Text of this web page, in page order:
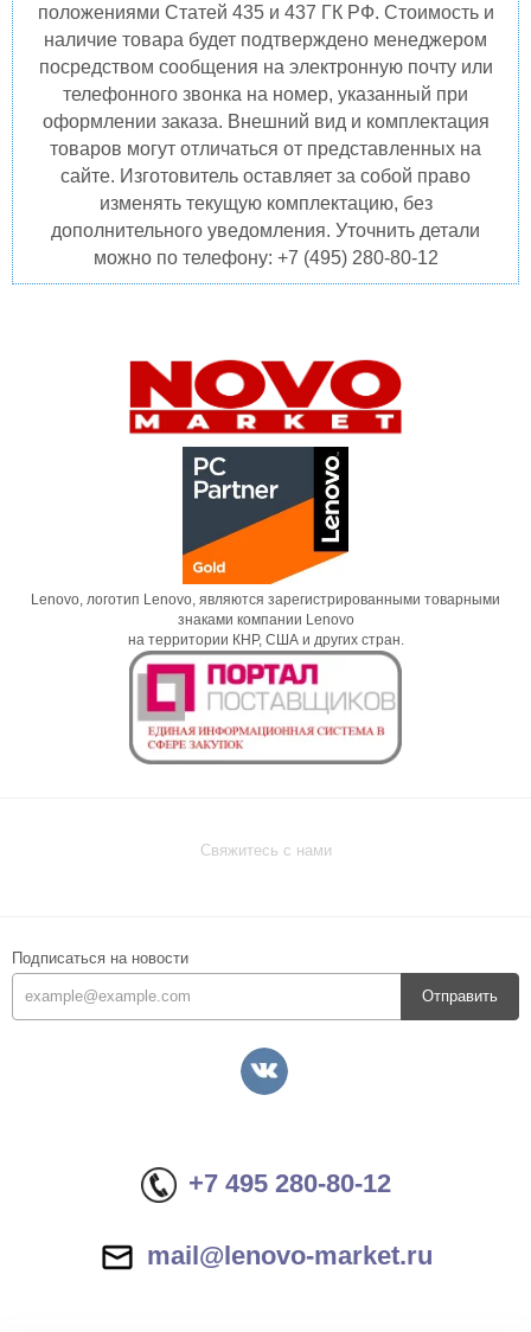
положениями Статей 435 и 437 ГК РФ. Стоимость и
наличие товара будет подтверждено менеджером
посредством сообщения на электронную почту или
телефонного звонка на номер, указанный при
оформлении заказа. Внешний вид и комплектация
товаров могут отличаться от представленных на
сайте. Изготовитель оставляет за собой право
изменять текущую комплектацию, без
дополнительного уведомления. Уточнить детали
можно по телефону: +7 (495) 280-80-12
Lenovo, логотип Lenovo, являются зарегистрированными товарными
знаками компании Lenovo
на территории КНР, США и других стран.
Свяжитесь с нами
Подписаться на новости
Отправить
+7 495 280-80-12
mail@lenovo-market.ru